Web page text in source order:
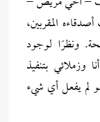
المقربين،
ونظرًا لوجود
وزملائي بتنفيذ
لم يفعل أي شيء